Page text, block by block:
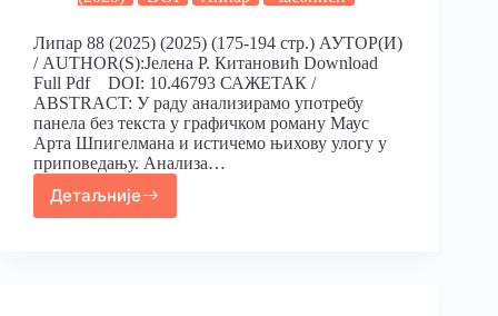
Липар 88 (2025) (2025) (175-194 стр.) АУТОР(И)
/ AUTHOR(S):Јелена Р. Китановић Download
Full Pdf DOI: 10.46793 САЖЕТАК /
ABSTRACT: У раду анализирамо употребу
панела без текста у графичком роману Маус
Арта Шпигелмана и истичемо њихову улогу у
приповедању. Анализа…
Детаљније